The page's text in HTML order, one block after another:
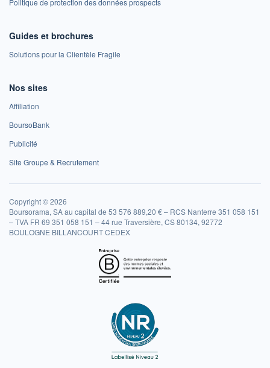
Guides et brochures
Solutions pour la Clientèle Fragile
Nos sites
Affiliation
BoursoBank
Publicité
Site Groupe & Recrutement
Copyright © 2026
Boursorama, SA au capital de 53 576 889,20 € – RCS Nanterre 351 058 151
– TVA FR 69 351 058 151 – 44 rue Traversière, CS 80134, 92772
BOULOGNE BILLANCOURT CEDEX